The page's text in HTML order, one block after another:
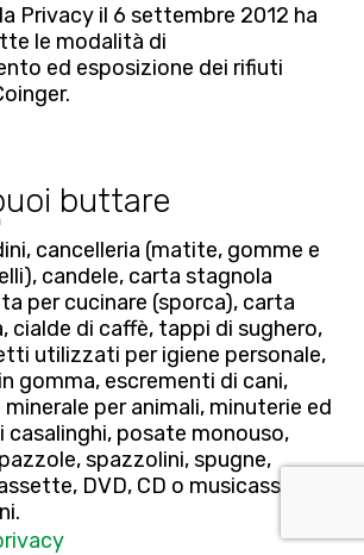
Privacy il 6 settembre 2012 ha
le modalità di
ed esposizione dei rifiuti
buttare
cancelleria (matite, gomme e
candele, carta stagnola
per cucinare (sporca), carta
cialde di caffè, tappi di sughero,
utilizzati per igiene personale,
gomma, escrementi di cani,
per animali, minuterie ed
posate monouso,
spazzolini, spugne,
DVD, CD o musicassette,